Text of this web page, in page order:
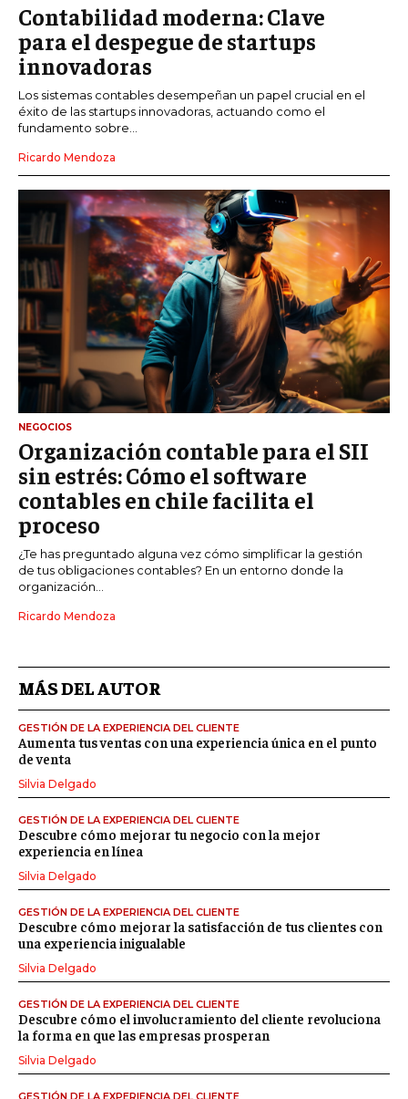
Contabilidad moderna: Clave
para el despegue de startups
innovadoras
Los sistemas contables desempeñan un papel crucial en el
éxito de las startups innovadoras, actuando como el
fundamento sobre...
Ricardo Mendoza
NEGOCIOS
Organización contable para el SII
sin estrés: Cómo el software
contables en chile facilita el
proceso
¿Te has preguntado alguna vez cómo simplificar la gestión
de tus obligaciones contables? En un entorno donde la
organización...
Ricardo Mendoza
MÁS DEL AUTOR
GESTIÓN DE LA EXPERIENCIA DEL CLIENTE
Aumenta tus ventas con una experiencia única en el punto
de venta
Silvia Delgado
GESTIÓN DE LA EXPERIENCIA DEL CLIENTE
Descubre cómo mejorar tu negocio con la mejor
experiencia en línea
Silvia Delgado
GESTIÓN DE LA EXPERIENCIA DEL CLIENTE
Descubre cómo mejorar la satisfacción de tus clientes con
una experiencia inigualable
Silvia Delgado
GESTIÓN DE LA EXPERIENCIA DEL CLIENTE
Descubre cómo el involucramiento del cliente revoluciona
la forma en que las empresas prosperan
Silvia Delgado
GESTIÓN DE LA EXPERIENCIA DEL CLIENTE